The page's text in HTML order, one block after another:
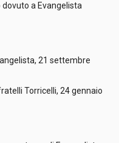
a Evangelista
21 settembre
Torricelli, 24 gennaio